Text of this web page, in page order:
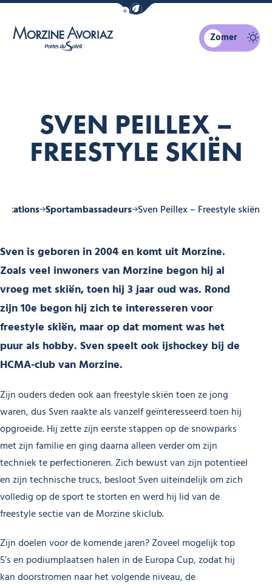
Navigatiebalk eco-modus
Zomer
SVEN PEILLEX –
FREESTYLE SKIËN
stations Sportambassadeurs Sven Peillex – Freestyle skiën
Sven is geboren in 2004 en komt uit Morzine.
Zoals veel inwoners van Morzine begon hij al
vroeg met skiën, toen hij 3 jaar oud was. Rond
zijn 10e begon hij zich te interesseren voor
freestyle skiën, maar op dat moment was het
puur als hobby. Sven speelt ook ijshockey bij de
HCMA-club van Morzine.
Zijn ouders deden ook aan freestyle skiën toen ze jong
waren, dus Sven raakte als vanzelf geïnteresseerd toen hij
opgroeide. Hij zette zijn eerste stappen op de snowparks
met zijn familie en ging daarna alleen verder om zijn
techniek te perfectioneren. Zich bewust van zijn potentieel
en zijn technische trucs, besloot Sven uiteindelijk om zich
volledig op de sport te storten en werd hij lid van de
freestyle sectie van de Morzine skiclub.
Zijn doelen voor de komende jaren? Zoveel mogelijk top
5’s en podiumplaatsen halen in de Europa Cup, zodat hij
kan doorstromen naar het volgende niveau, de